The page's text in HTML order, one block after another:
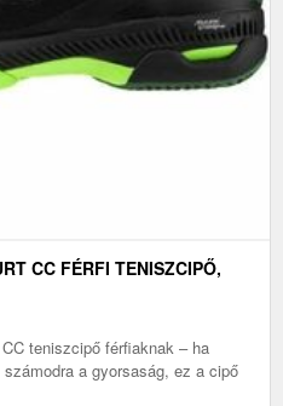
CC FÉRFI TENISZCIPŐ,
teniszcipő férfiaknak – ha
a gyorsaság, ez a cipő